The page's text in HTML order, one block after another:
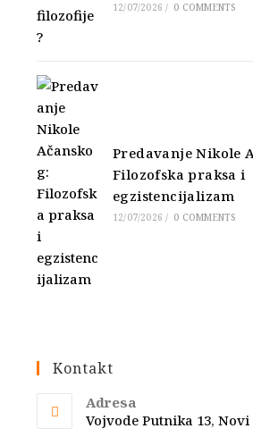
12/07/2026 / 0 COMMENTS
Predavanje Nikole
Filozofska praksa i
egzistencijalizam
12/07/2026 / 0 COMMENTS
Kontakt
Adresa
Vojvode Putnika 13, Novi